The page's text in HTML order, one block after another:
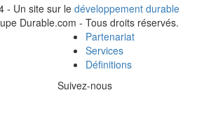
- Un site sur le développement durable
Durable.com - Tous droits réservés.
Partenariat
Services
Définitions
Suivez-nous